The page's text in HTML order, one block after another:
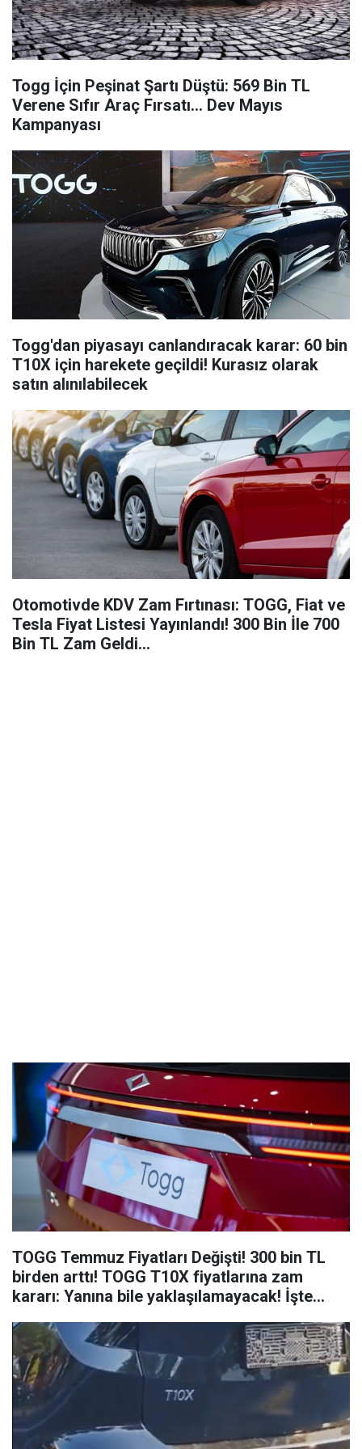
Togg İçin Peşinat Şartı Düştü: 569 Bin TL
Verene Sıfır Araç Fırsatı... Dev Mayıs
Kampanyası
Togg'dan piyasayı canlandıracak karar: 60 bin
T10X için harekete geçildi! Kurasız olarak
satın alınılabilecek
Otomotivde KDV Zam Fırtınası: TOGG, Fiat ve
Tesla Fiyat Listesi Yayınlandı! 300 Bin İle 700
Bin TL Zam Geldi…
TOGG Temmuz Fiyatları Değişti! 300 bin TL
birden arttı! TOGG T10X fiyatlarına zam
kararı: Yanına bile yaklaşılamayacak! İşte